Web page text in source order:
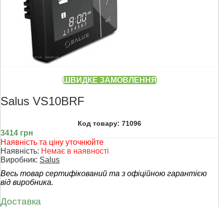
ШВИДКЕ ЗАМОВЛЕННЯ
Salus VS10BRF
Код товару: 71096
3414 грн
Наявність та ціну уточнюйте
Наявність: Немає в наявності
Виробник: Salus
Весь товар сертифікований та з офіційною гарантією
від виробника.
Доставка